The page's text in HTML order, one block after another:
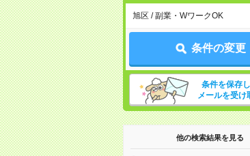
旭区 / 副業・WワークOK
条件の変更
条件を保存
メールを受け
他の検索結果を見る